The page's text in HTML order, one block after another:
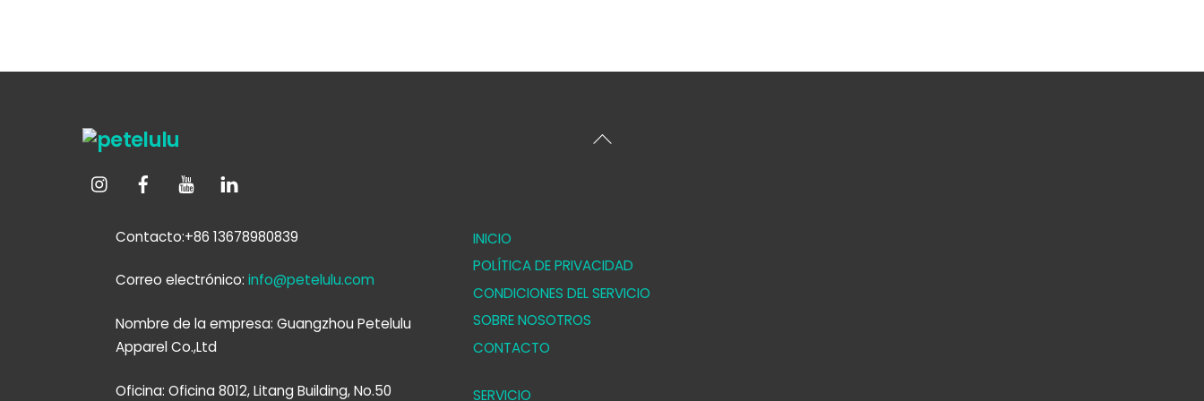
Volver
Contacto:+86 13678980839
Correo electrónico:info@petelulu.com
Nombre de la empresa: Guangzhou Petelulu
Apparel Co.,Ltd
Oficina: Oficina 8012, Litang Building, No.50
INICIO
POLÍTICA DE PRIVACIDAD
CONDICIONES DEL SERVICIO
SOBRE NOSOTROS
CONTACTO
SERVICIO